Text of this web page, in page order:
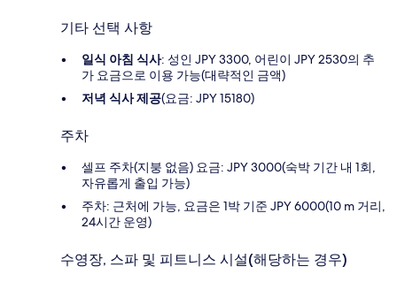
기타 선택 사항
일식 아침 식사: 성인 JPY 3300, 어린이 JPY 2530의 추
가 요금으로 이용 가능(대략적인 금액)
저녁 식사 제공(요금: JPY 15180)
주차
셀프 주차(지붕 없음) 요금: JPY 3000(숙박 기간 내 1회,
자유롭게 출입 가능)
주차: 근처에 가능, 요금은 1박 기준 JPY 6000(10 m 거리,
24시간 운영)
수영장, 스파 및 피트니스 시설(해당하는 경우)